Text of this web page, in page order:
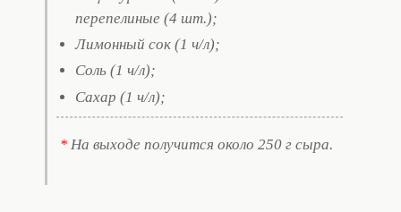
перепелиные (4 шт.);
Лимонный сок (1 ч/л);
Соль (1 ч/л);
Сахар (1 ч/л);
* На выходе получится около 250 г сыра.